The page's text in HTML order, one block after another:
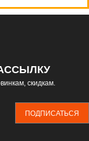
скидкам.
ПОДПИСАТЬСЯ